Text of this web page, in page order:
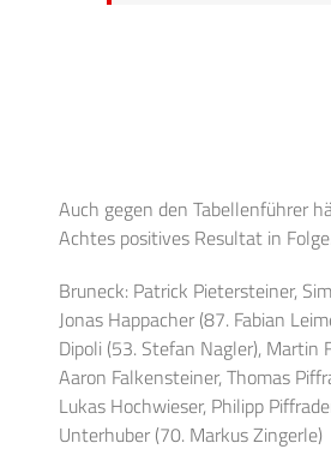
Auch gegen den Tabellenführer
Achtes positives Resultat in
Bruneck: Patrick Pietersteiner,
Jonas Happacher (87. Fabian
Dipoli (53. Stefan Nagler), Martin
Aaron Falkensteiner, Thomas
Lukas Hochwieser, Philipp
Unterhuber (70. Markus Zingerle)